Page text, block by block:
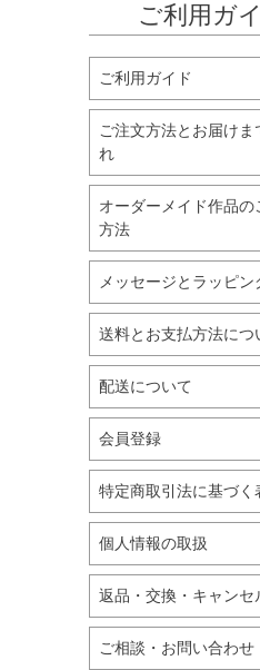
ご利用ガ
ご利用ガイド
ご注文方法とお届けま
れ
オーダーメイド作品の
方法
メッセージとラッピン
送料とお支払方法につ
配送について
会員登録
特定商取引法に基づく
個人情報の取扱
返品・交換・キャンセ
ご相談・お問い合わせ